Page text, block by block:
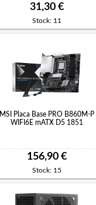
31,30 €
Stock: 11
MSI Placa Base PRO B860M-P
WIFI6E mATX D5 1851
156,90 €
Stock: 15